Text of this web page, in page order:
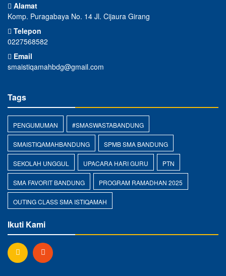
Alamat
Komp. Puragabaya No. 14 Jl. Cijaura Girang
Telepon
0227568582
Email
smaistiqamahbdg@gmail.com
Tags
PENGUMUMAN #SMASWASTABANDUNG
SMAISTIQAMAHBANDUNG SPMB SMA BANDUNG
SEKOLAH UNGGUL UPACARA HARI GURU PTN
SMA FAVORIT BANDUNG PROGRAM RAMADHAN 2025
OUTING CLASS SMA ISTIQAMAH
Ikuti Kami